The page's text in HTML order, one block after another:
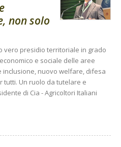
non solo
vero presidio territoriale in grado
e sociale delle aree
nuovo welfare, difesa
tutti. Un ruolo da tutelare e
di Cia - Agricoltori Italiani